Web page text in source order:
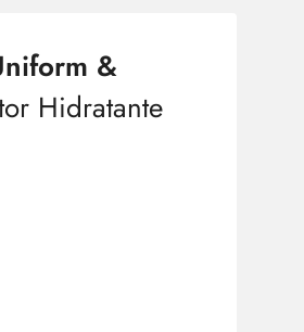
&
Hidratante